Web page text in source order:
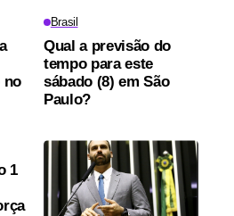
no
Brasil
Qual a previsão do
tempo para este
sábado (8) em São
Paulo?
1